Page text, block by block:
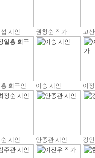
시인 권창순 작가 고
희곡인 이승 시인 이
시인 안종관 시인 강